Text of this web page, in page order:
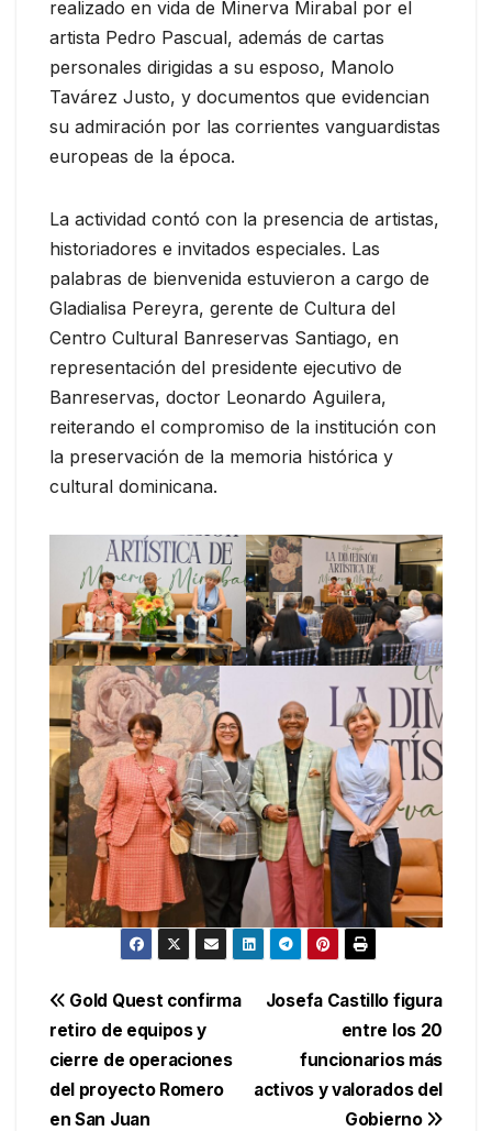
realizado en vida de Minerva Mirabal por el
artista Pedro Pascual, además de cartas
personales dirigidas a su esposo, Manolo
Tavárez Justo, y documentos que evidencian
su admiración por las corrientes vanguardistas
europeas de la época.
La actividad contó con la presencia de artistas,
historiadores e invitados especiales. Las
palabras de bienvenida estuvieron a cargo de
Gladialisa Pereyra, gerente de Cultura del
Centro Cultural Banreservas Santiago, en
representación del presidente ejecutivo de
Banreservas, doctor Leonardo Aguilera,
reiterando el compromiso de la institución con
la preservación de la memoria histórica y
cultural dominicana.
Navegación
de
entradas
Josefa Castillo figura
entre los 20
funcionarios más
activos y valorados del
Gobierno
Gold Quest confirma
retiro de equipos y
cierre de operaciones
del proyecto Romero
en San Juan